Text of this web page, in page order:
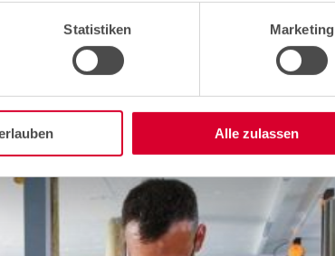
Statistiken Marketing
Alle zulassen
refresh.